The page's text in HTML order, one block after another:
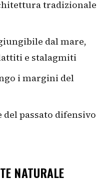
tradizionale
dal mare,
e stalagmiti
i margini del
passato difensivo
NATURALE